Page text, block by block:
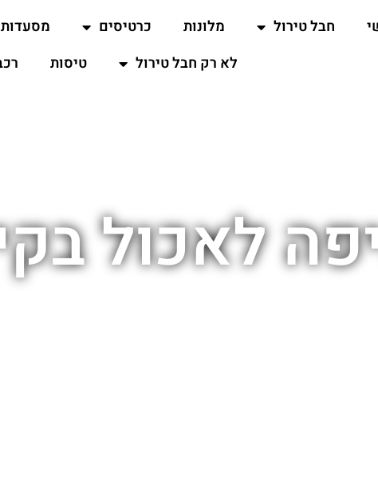
חבל טירול מלונות כרטיסים מסעדות
לא רק חבל טירול
טיסות
לאכול